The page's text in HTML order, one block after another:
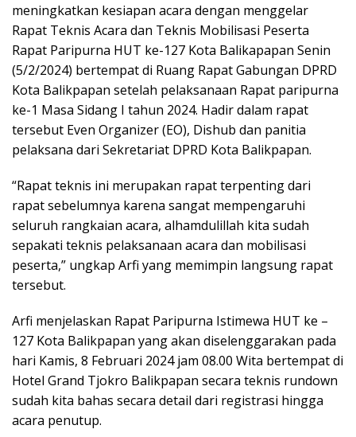
meningkatkan kesiapan acara dengan menggelar
Rapat Teknis Acara dan Teknis Mobilisasi Peserta
Rapat Paripurna HUT ke-127 Kota Balikapapan Senin
(5/2/2024) bertempat di Ruang Rapat Gabungan DPRD
Kota Balikpapan setelah pelaksanaan Rapat paripurna
ke-1 Masa Sidang I tahun 2024. Hadir dalam rapat
tersebut Even Organizer (EO), Dishub dan panitia
pelaksana dari Sekretariat DPRD Kota Balikpapan.
“Rapat teknis ini merupakan rapat terpenting dari
rapat sebelumnya karena sangat mempengaruhi
seluruh rangkaian acara, alhamdulillah kita sudah
sepakati teknis pelaksanaan acara dan mobilisasi
peserta,” ungkap Arfi yang memimpin langsung rapat
tersebut.
Arfi menjelaskan Rapat Paripurna Istimewa HUT ke –
127 Kota Balikpapan yang akan diselenggarakan pada
hari Kamis, 8 Februari 2024 jam 08.00 Wita bertempat di
Hotel Grand Tjokro Balikpapan secara teknis rundown
sudah kita bahas secara detail dari registrasi hingga
acara penutup.